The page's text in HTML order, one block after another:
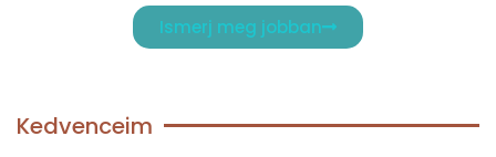
Ismerj meg jobban
Kedvenceim